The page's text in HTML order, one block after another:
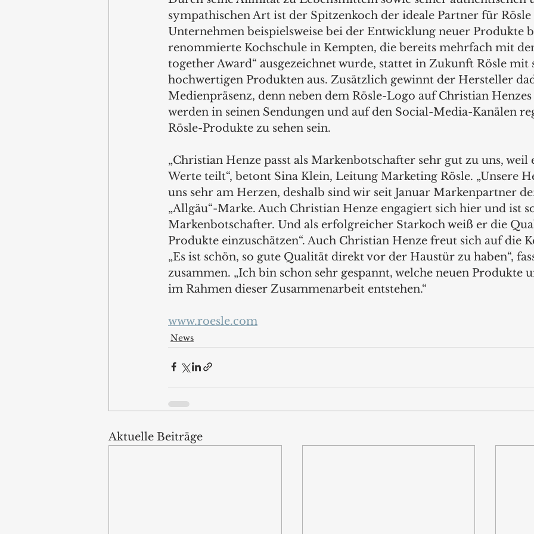
sympathischen Art ist der Spitzenkoch der ideale Partner für
Unternehmen beispielsweise bei der Entwicklung neuer Produkte
renommierte Kochschule in Kempten, die bereits mehrfach mit
together Award“ ausgezeichnet wurde, stattet in Zukunft Rösle mit
hochwertigen Produkten aus. Zusätzlich gewinnt der Hersteller
Medienpräsenz, denn neben dem Rösle-Logo auf Christian
werden in seinen Sendungen und auf den Social-Media-Kanälen
Rösle-Produkte zu sehen sein.
„Christian Henze passt als Markenbotschafter sehr gut zu uns, weil
Werte teilt“, betont Sina Klein, Leitung Marketing Rösle. „Unsere
uns sehr am Herzen, deshalb sind wir seit Januar Markenpartner
„Allgäu“-Marke. Auch Christian Henze engagiert sich hier und ist
Markenbotschafter. Und als erfolgreicher Starkoch weiß er die
Produkte einzuschätzen“. Auch Christian Henze freut sich auf die
„Es ist schön, so gute Qualität direkt vor der Haustür zu haben“,
zusammen. „Ich bin schon sehr gespannt, welche neuen Produkte
im Rahmen dieser Zusammenarbeit entstehen.“
www.roesle.com
News
Aktuelle Beiträge